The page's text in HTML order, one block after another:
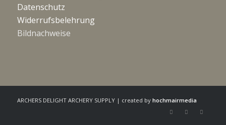
Datenschutz
Widerrufsbelehrung
Bildnachweise
ARCHERS DELIGHT ARCHERY SUPPLY | created by hochmairmedia